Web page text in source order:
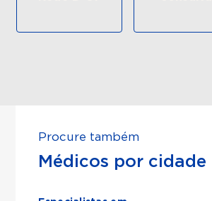
Procure também
Médicos por cidade